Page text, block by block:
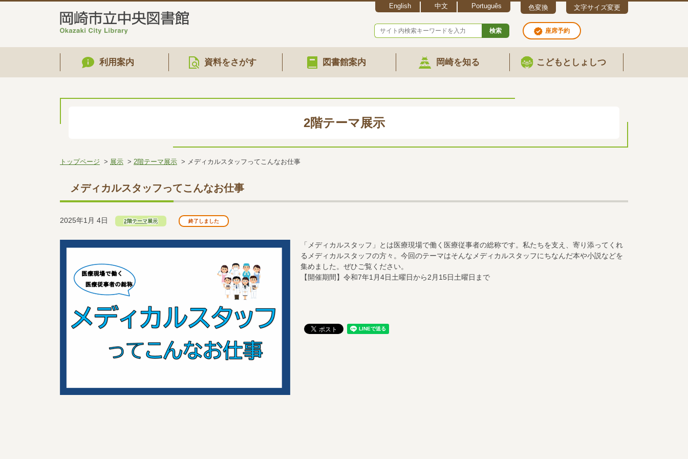
English 中文 Português 色変換 文字サイズ変更
検索 座席予約
利用案内 資料をさがす 図書館案内 岡崎を知る こどもとしょしつ
2階テーマ展示
トップページ 展示 2階テーマ展示 メディカルスタッフってこんなお仕事
メディカルスタッフってこんなお仕事
2025年1月 4日 2階テーマ展示 終了しました
「メディカルスタッフ」とは医療現場で働く医療従事者の総称です。私たちを支え、寄り添ってくれ
るメディカルスタッフの方々。今回のテーマはそんなメディカルスタッフにちなんだ本や小説などを
集めました。 ぜひご覧ください。
【開催期間】令和7年1月4日土曜日から2月15日土曜日まで